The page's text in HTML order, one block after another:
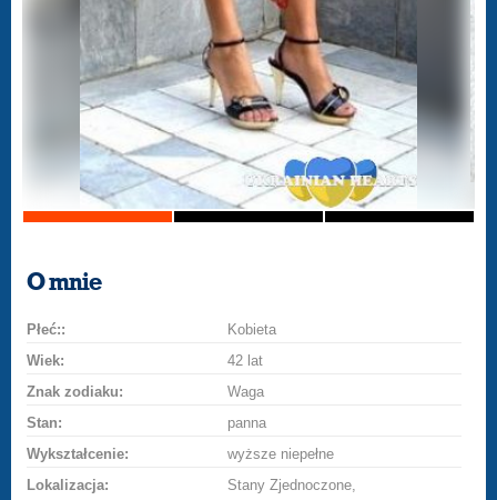
O mnie
Płeć::
Kobieta
Wiek:
42 lat
Znak zodiaku:
Waga
Stan:
panna
Wykształcenie:
wyższe niepełne
Lokalizacja:
Stany Zjednoczone,